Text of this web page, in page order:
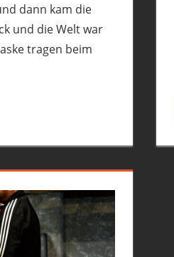
dann kam die
und die Welt war
tragen beim